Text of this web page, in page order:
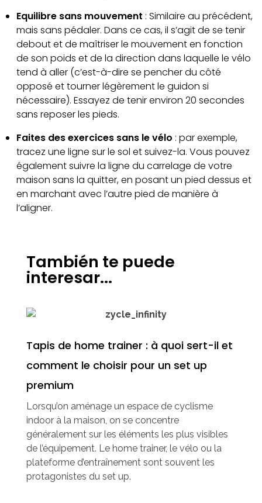
Equilibre sans mouvement : Similaire au précédent,
mais sans pédaler. Dans ce cas, il s’agit de se tenir
debout et de maîtriser le mouvement en fonction
de son poids et de la direction dans laquelle le vélo
tend à aller (c’est-à-dire se pencher du côté
opposé et tourner légèrement le guidon si
nécessaire). Essayez de tenir environ 20 secondes
sans reposer les pieds.
Faites des exercices sans le vélo : par exemple,
tracez une ligne sur le sol et suivez-la. Vous pouvez
également suivre la ligne du carrelage de votre
maison sans la quitter, en posant un pied dessus et
en marchant avec l’autre pied de manière à
l’aligner.
También te puede
interesar...
Tapis de home trainer : à quoi sert-il et
comment le choisir pour un set up
premium
Lorsqu’on aménage un espace de cyclisme
indoor à la maison, on se concentre
généralement sur les éléments les plus visibles
de l’équipement. Le home trainer, le vélo ou la
plateforme d’entraînement sont souvent les
protagonistes du set up.